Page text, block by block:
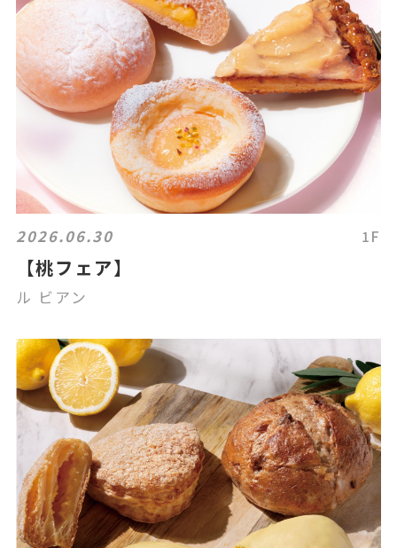
2026.06.30 1F
【桃フェア】
ル ビアン